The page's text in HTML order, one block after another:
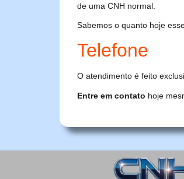
de uma CNH normal.
Sabemos o quanto hoje
Telefone
O atendimento é feito
Entre em contato hoje